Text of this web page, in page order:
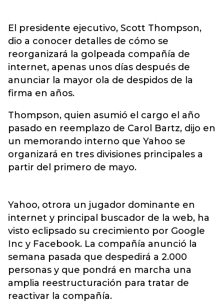
El presidente ejecutivo, Scott Thompson,
dio a conocer detalles de cómo se
reorganizará la golpeada compañía de
internet, apenas unos días después de
anunciar la mayor ola de despidos de la
firma en años.
Thompson, quien asumió el cargo el año
pasado en reemplazo de Carol Bartz, dijo en
un memorando interno que Yahoo se
organizará en tres divisiones principales a
partir del primero de mayo.
Yahoo, otrora un jugador dominante en
internet y principal buscador de la web, ha
visto eclipsado su crecimiento por Google
Inc y Facebook. La compañía anunció la
semana pasada que despedirá a 2.000
personas y que pondrá en marcha una
amplia reestructuración para tratar de
reactivar la compañía.